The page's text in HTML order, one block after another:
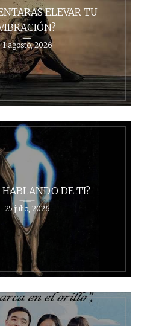
ELEVAR TU
1 agosto, 2026
HABLANDO DE TI?
25 julio, 2026